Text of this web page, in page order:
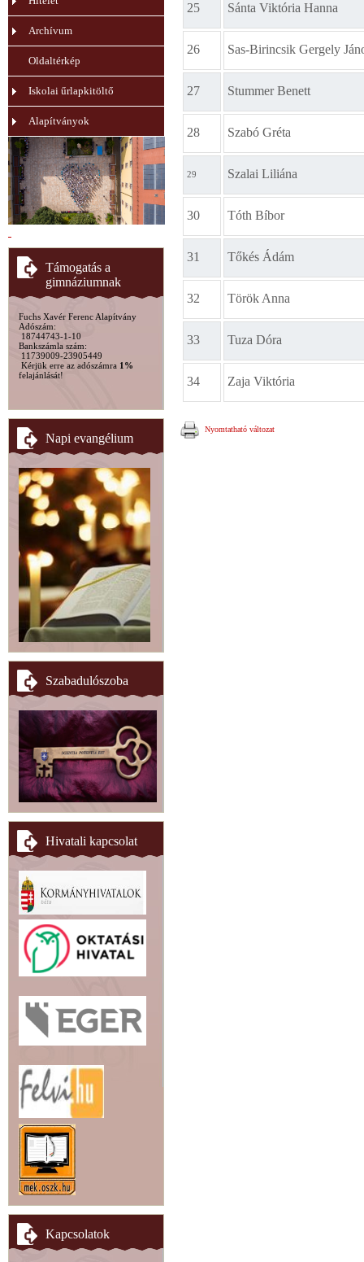
Archívum
Oldaltérkép
Iskolai űrlapkitöltő
Alapítványok
Támogatás a
gimnáziumnak
Fuchs Xavér Ferenc Alapítvány
Adószám:
18744743-1-10
Bankszámla szám:
11739009-23905449
Kérjük erre az adószámra 1%
felajánlását!
Napi evangélium
Szabadulószoba
Hivatali kapcsolat
Kapcsolatok
25 Sánta Viktória Hanna
26 Sas-Birincsik Gergely
27 Stummer Benett
28 Szabó Gréta
29 Szalai Liliána
30 Tóth Bíbor
31 Tőkés Ádám
32 Török Anna
33 Tuza Dóra
34 Zaja Viktória
Nyomtatható változat